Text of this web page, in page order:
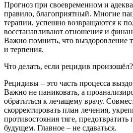
Прогноз при своевременном и
правило, благоприятный. Многие
терапии, успешно возвращаются к
восстанавливают отношения и
Важно помнить, что выздоровление
и терпения.
Что делать, если рецидив произошёл?
Рецидивы – это часть процесса
Важно не паниковать, а
обратиться к лечащему врачу.
скорректировать план лечения,
противостояния тяге,
будущем. Главное – не сдаваться.